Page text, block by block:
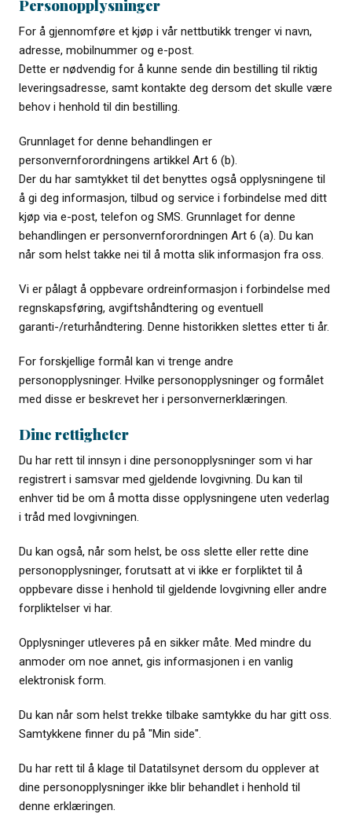
Personopplysninger
For å gjennomføre et kjøp i vår nettbutikk trenger vi navn,
adresse, mobilnummer og e-post.
Dette er nødvendig for å kunne sende din bestilling til riktig
leveringsadresse, samt kontakte deg dersom det skulle være
behov i henhold til din bestilling.
Grunnlaget for denne behandlingen er
personvernforordningens artikkel Art 6 (b).
Der du har samtykket til det benyttes også opplysningene til
å gi deg informasjon, tilbud og service i forbindelse med ditt
kjøp via e-post, telefon og SMS. Grunnlaget for denne
behandlingen er personvernforordningen Art 6 (a). Du kan
når som helst takke nei til å motta slik informasjon fra oss.
Vi er pålagt å oppbevare ordreinformasjon i forbindelse med
regnskapsføring, avgiftshåndtering og eventuell
garanti-/returhåndtering. Denne historikken slettes etter ti år.
For forskjellige formål kan vi trenge andre
personopplysninger. Hvilke personopplysninger og formålet
med disse er beskrevet her i personvernerklæringen.
Dine rettigheter
Du har rett til innsyn i dine personopplysninger som vi har
registrert i samsvar med gjeldende lovgivning. Du kan til
enhver tid be om å motta disse opplysningene uten vederlag
i tråd med lovgivningen.
Du kan også, når som helst, be oss slette eller rette dine
personopplysninger, forutsatt at vi ikke er forpliktet til å
oppbevare disse i henhold til gjeldende lovgivning eller andre
forpliktelser vi har.
Opplysninger utleveres på en sikker måte. Med mindre du
anmoder om noe annet, gis informasjonen i en vanlig
elektronisk form.
Du kan når som helst trekke tilbake samtykke du har gitt oss.
Samtykkene finner du på "Min side".
Du har rett til å klage til Datatilsynet dersom du opplever at
dine personopplysninger ikke blir behandlet i henhold til
denne erklæringen.